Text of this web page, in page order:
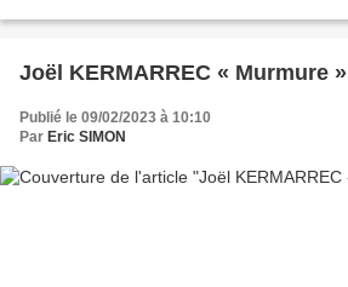
Joël KERMARREC « Murmure »
Publié le 09/02/2023 à 10:10
Par Eric SIMON